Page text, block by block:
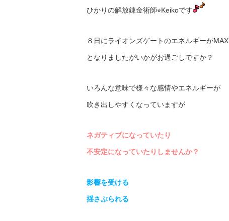
ひかりの解放錬金術師⭐︎Keikoです
８日にライオンズゲートのエネルギーがMAX
となりましたがいかがお過ごしですか？
いろんな意味で様々な感情やエネルギーが
吹き出しやすくなっていますが
ネガティブになっていたり
不安定になっていたりしませんか？
影響を受ける
揺さぶられる